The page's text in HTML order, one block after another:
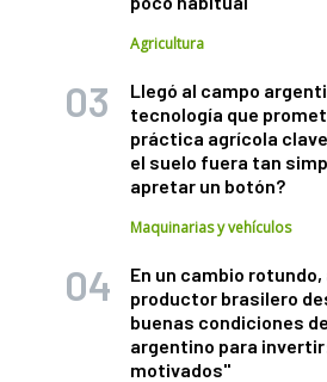
Agricultura
Llegó al campo
tecnología que
práctica agrícola
el suelo fuera tan
apretar un botón?
Maquinarias y vehículos
En un cambio rotundo,
productor brasilero
buenas condiciones
argentino para
motivados"